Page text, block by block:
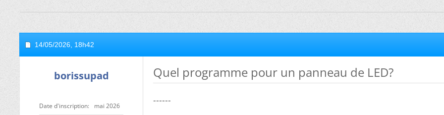
14/05/2026, 18h42
borissupad
Date d'inscription mai 2026
Quel programme pour un panneau de LED?
------